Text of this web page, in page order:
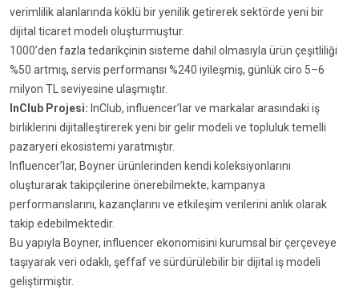
verimlilik alanlarında köklü bir yenilik getirerek sektörde yeni bir
dijital ticaret modeli oluşturmuştur.
1000’den fazla tedarikçinin sisteme dahil olmasıyla ürün çeşitliliği
%50 artmış, servis performansı %240 iyileşmiş, günlük ciro 5–6
milyon TL seviyesine ulaşmıştır.
InClub Projesi: InClub, influencer’lar ve markalar arasındaki iş
birliklerini dijitalleştirerek yeni bir gelir modeli ve topluluk temelli
pazaryeri ekosistemi yaratmıştır.
Influencer’lar, Boyner ürünlerinden kendi koleksiyonlarını
oluşturarak takipçilerine önerebilmekte; kampanya
performanslarını, kazançlarını ve etkileşim verilerini anlık olarak
takip edebilmektedir.
Bu yapıyla Boyner, influencer ekonomisini kurumsal bir çerçeveye
taşıyarak veri odaklı, şeffaf ve sürdürülebilir bir dijital iş modeli
geliştirmiştir.